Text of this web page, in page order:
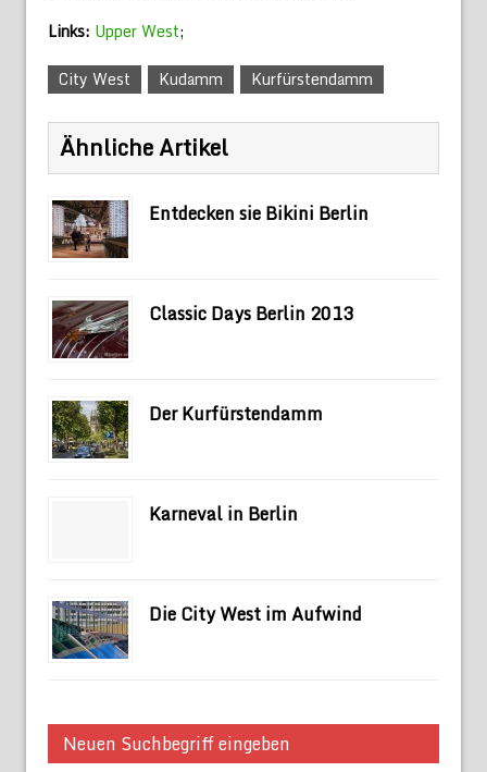
Links: Upper West;
City West
Kudamm Kurfürstendamm
Ähnliche Artikel
Entdecken sie Bikini Berlin
Classic Days Berlin 2013
Der Kurfürstendamm
Karneval in Berlin
Die City West im Aufwind
Neuen Suchbegriff eingeben